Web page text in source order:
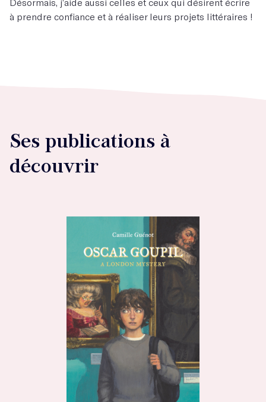
à prendre confiance et à réaliser leurs projets littéraires !
Ses publications à
découvrir